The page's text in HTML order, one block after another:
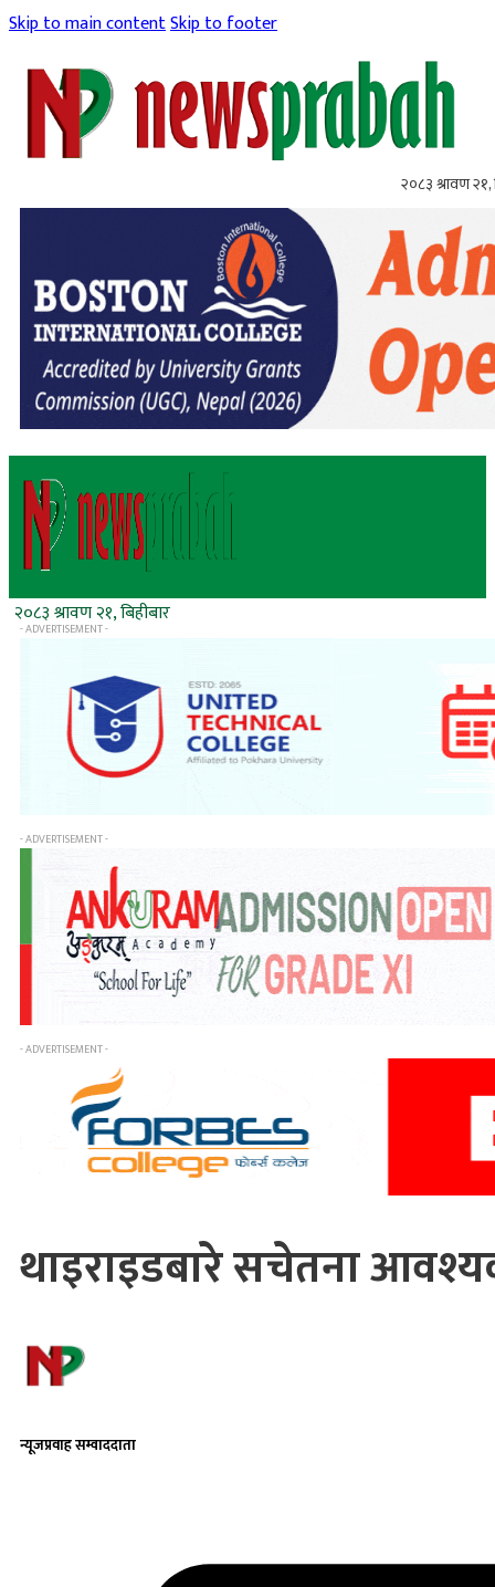
Skip to main contentSkip to footer
२०८३ श्रावण २१,
२०८३ श्रावण २१, बिहीबार
- ADVERTISEMENT -
- ADVERTISEMENT -
- ADVERTISEMENT -
थाइराइडबारे सचेतना
न्यूजप्रवाह सम्वाददाता